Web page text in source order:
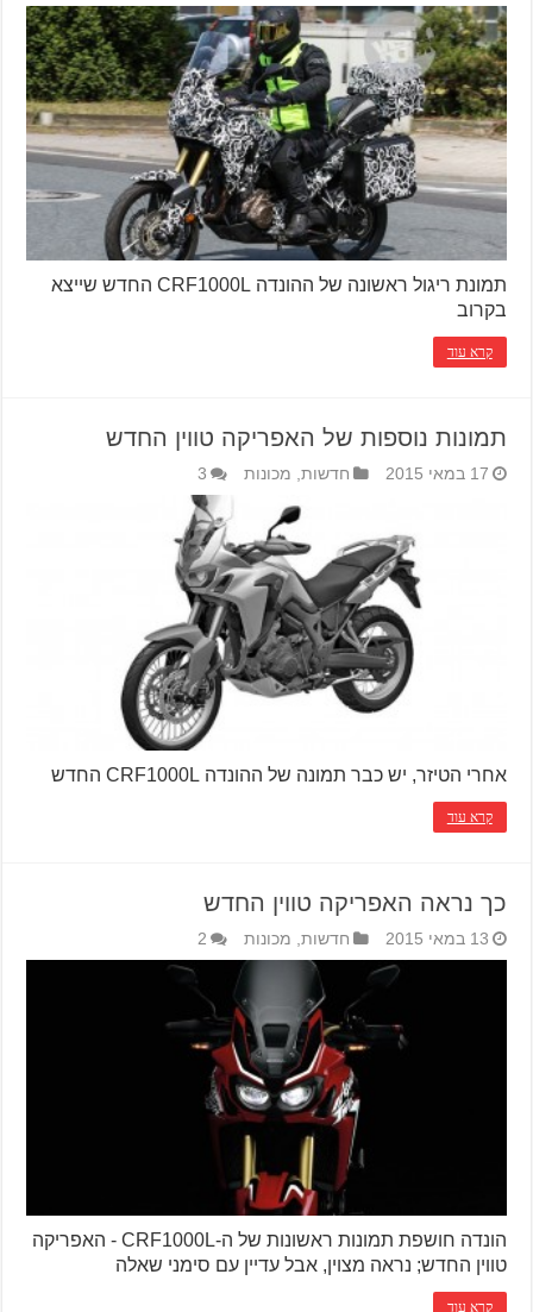
תמונת ריגול ראשונה של ההונדה CRF1000L החדש שייצא
בקרוב
קרא עוד
תמונות נוספות של האפריקה טווין החדש
17 במאי 2015 חדשות, מכונות 3
אחרי הטיזר, יש כבר תמונה של ההונדה CRF1000L החדש
קרא עוד
כך נראה האפריקה טווין החדש
13 במאי 2015 חדשות, מכונות 2
הונדה חושפת תמונות ראשונות של ה-CRF1000L - האפריקה
טווין החדש; נראה מצוין, אבל עדיין עם סימני שאלה
קרא עוד